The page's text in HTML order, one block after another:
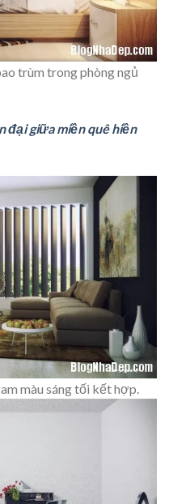
trùm trong phòng ngủ
đại giữa miền quê hiền
màu sáng tối kết hợp.